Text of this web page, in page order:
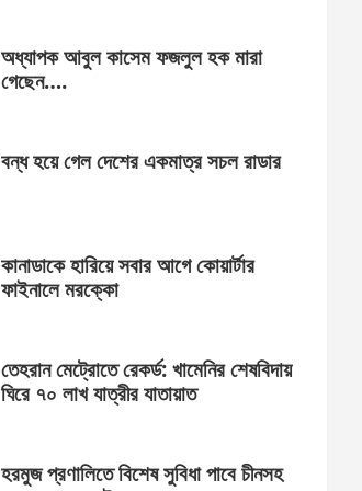
অধ্যাপক আবুল কাসেম ফজলুল হক মারা
গেছেন….
বন্ধ হয়ে গেল দেশের একমাত্র সচল রাডার
কানাডাকে হারিয়ে সবার আগে কোয়ার্টার
ফাইনালে মরক্কো
তেহরান মেট্রোতে রেকর্ড: খামেনির শেষবিদায়
ঘিরে ৭০ লাখ যাত্রীর যাতায়াত
হরমুজ প্রণালিতে বিশেষ সুবিধা পাবে চীনসহ